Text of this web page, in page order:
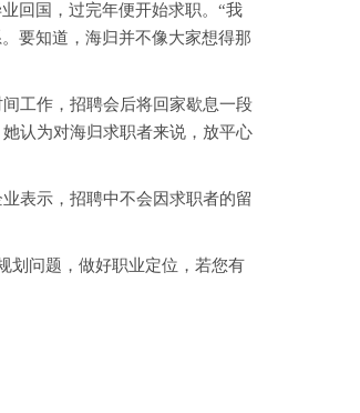
回国，过完年便开始求职。“我
要知道，海归并不像大家想得那
工作，招聘会后将回家歇息一段
认为对海归求职者来说，放平心
表示，招聘中不会因求职者的留
问题，做好职业定位，若您有